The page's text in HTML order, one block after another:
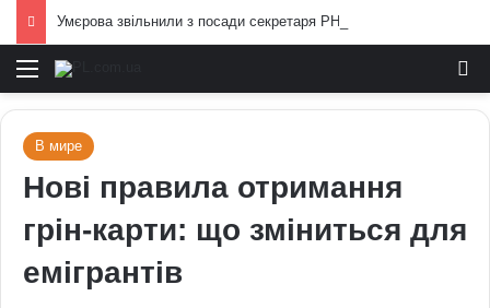
Меню
В мире
Нові правила отримання
грін-карти: що зміниться для
емігрантів